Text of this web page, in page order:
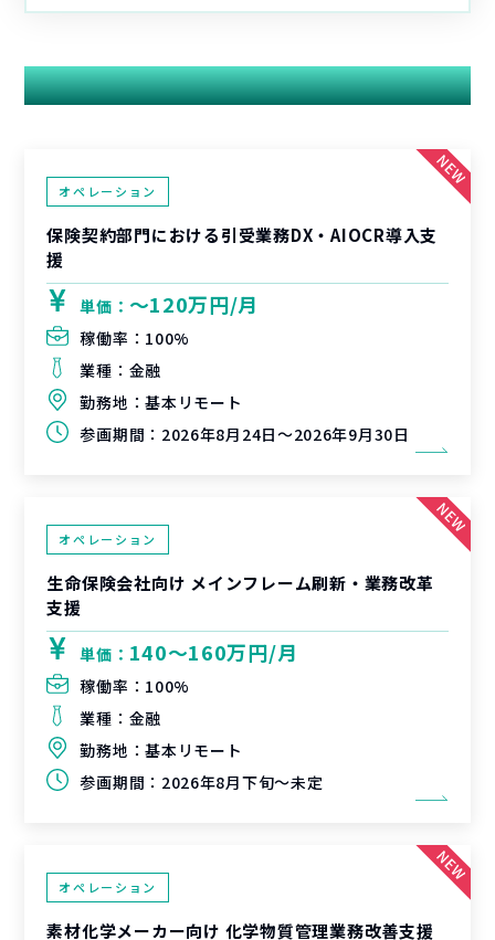
関連する案件
オペレーション
保険契約部門における引受業務DX・AIOCR導入支
援
単価： 〜120万円/月
稼働率： 100%
業種： 金融
勤務地：基本リモート
参画期間： 2026年8月24日～2026年9月30日
オペレーション
生命保険会社向け メインフレーム刷新・業務改革
支援
単価： 140〜160万円/月
稼働率： 100%
業種： 金融
勤務地：基本リモート
参画期間： 2026年8月下旬～未定
オペレーション
素材化学メーカー向け 化学物質管理業務改善支援